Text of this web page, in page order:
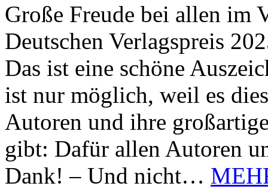
Große Freude bei allen im
Deutschen Verlagspreis
Das ist eine schöne
ist nur möglich, weil es
Autoren und ihre
gibt: Dafür allen Autoren
Dank! – Und nicht…